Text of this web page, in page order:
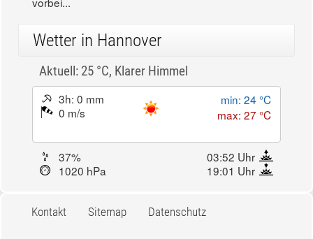
Wetter in Hannover
Aktuell: 25 °C, Klarer Himmel
3h: 0 mm
0 m/s
min: 24 °C
max: 27 °C
37%
03:52 Uhr
1020 hPa
19:01 Uhr
Kontakt Sitemap Datenschutz